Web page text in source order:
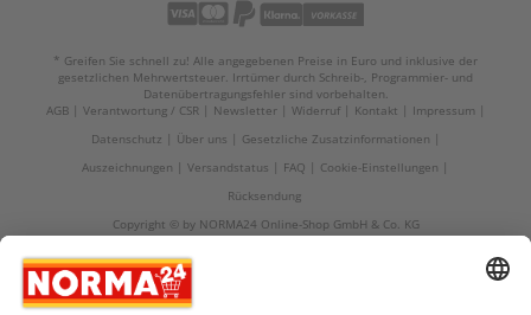
* Greifen Sie schnell zu! Alle angegebenen Preise in Euro und inklusive der
gesetzlichen Mehrwertsteuer. Irrtümer durch Schreib-, Programmier- und
Datenübertragungsfehler sind vorbehalten.
AGB
Verantwortung / CSR Newsletter Widerruf Kontakt
Impressum
Datenschutz
Über uns
Gesetzliche Zusatzinformationen
Auszeichnungen
Versandstatus FAQ
Cookie-Einstellungen
Rücksendung
Copyright © by NORMA24 Online-Shop GmbH & Co. KG